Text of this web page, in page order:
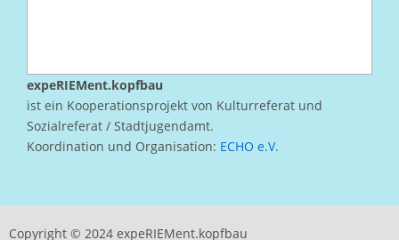
expeRIEMent.kopfbau
ist ein Kooperationsprojekt von Kulturreferat und
Sozialreferat / Stadtjugendamt.
Koordination und Organisation: ECHO e.V.
Copyright © 2024 expeRIEMent.kopfbau